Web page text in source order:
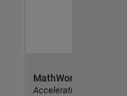
MathWorks
Accelerating